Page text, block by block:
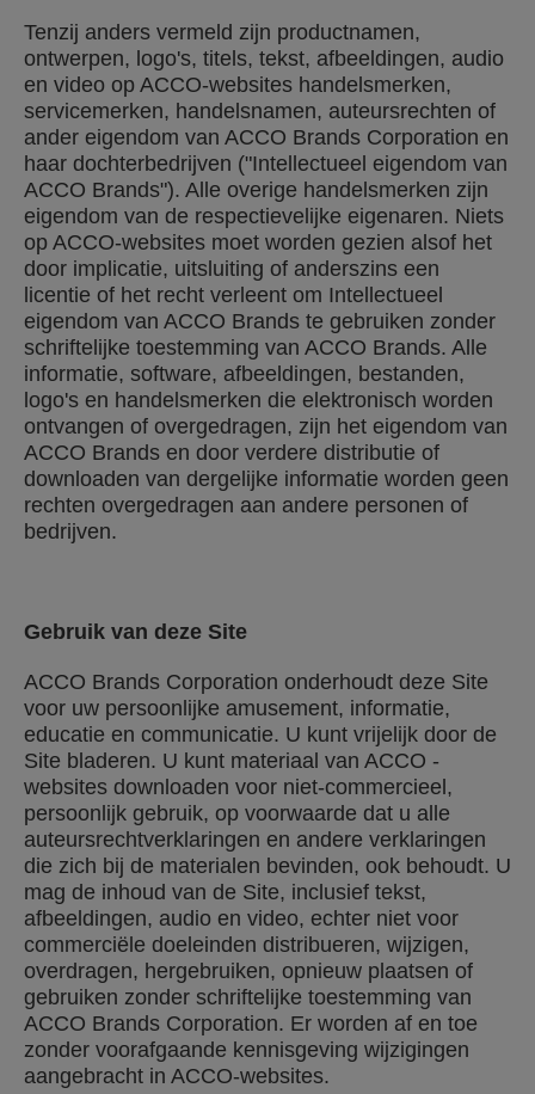
Tenzij anders vermeld zijn productnamen,
ontwerpen, logo's, titels, tekst, afbeeldingen, audio
en video op ACCO-websites handelsmerken,
servicemerken, handelsnamen, auteursrechten of
ander eigendom van ACCO Brands Corporation en
haar dochterbedrijven ("Intellectueel eigendom van
ACCO Brands"). Alle overige handelsmerken zijn
eigendom van de respectievelijke eigenaren. Niets
op ACCO-websites moet worden gezien alsof het
door implicatie, uitsluiting of anderszins een
licentie of het recht verleent om Intellectueel
eigendom van ACCO Brands te gebruiken zonder
schriftelijke toestemming van ACCO Brands. Alle
informatie, software, afbeeldingen, bestanden,
logo's en handelsmerken die elektronisch worden
ontvangen of overgedragen, zijn het eigendom van
ACCO Brands en door verdere distributie of
downloaden van dergelijke informatie worden geen
rechten overgedragen aan andere personen of
bedrijven.
Gebruik van deze Site
ACCO Brands Corporation onderhoudt deze Site
voor uw persoonlijke amusement, informatie,
educatie en communicatie. U kunt vrijelijk door de
Site bladeren. U kunt materiaal van ACCO -
websites downloaden voor niet-commercieel,
persoonlijk gebruik, op voorwaarde dat u alle
auteursrechtverklaringen en andere verklaringen
die zich bij de materialen bevinden, ook behoudt. U
mag de inhoud van de Site, inclusief tekst,
afbeeldingen, audio en video, echter niet voor
commerciële doeleinden distribueren, wijzigen,
overdragen, hergebruiken, opnieuw plaatsen of
gebruiken zonder schriftelijke toestemming van
ACCO Brands Corporation. Er worden af en toe
zonder voorafgaande kennisgeving wijzigingen
aangebracht in ACCO-websites.